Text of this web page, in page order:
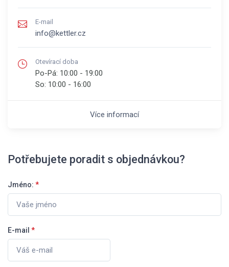
E-mail
info@kettler.cz
Otevírací doba
Po-Pá: 10:00 - 19:00
So: 10:00 - 16:00
Více informací
Potřebujete poradit s objednávkou?
Jméno: *
E-mail *